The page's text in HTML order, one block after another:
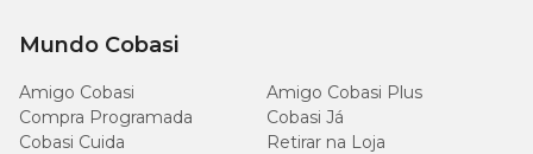
outros!) com os preços mais em conta do mercado. Os nossos
além de uma entrega de confiança. Confira já os produtos que
temos disponíveis!
Mundo Cobasi
Amigo Cobasi
Amigo Cobasi Plus
Compra Programada
Cobasi Já
Cobasi Cuida
Retirar na Loja